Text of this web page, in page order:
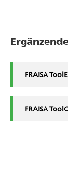
FRAISA
FRAISA